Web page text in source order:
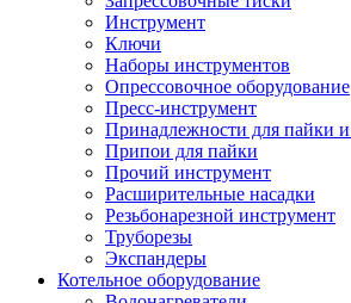
Инструмент
Ключи
Наборы инструментов
Опрессовочное оборудование
Пресс-инструмент
Принадлежности для пайки и
Припои для пайки
Прочий инструмент
Расширительные насадки
Резьбонарезной инструмент
Труборезы
Экспандеры
Котельное оборудование